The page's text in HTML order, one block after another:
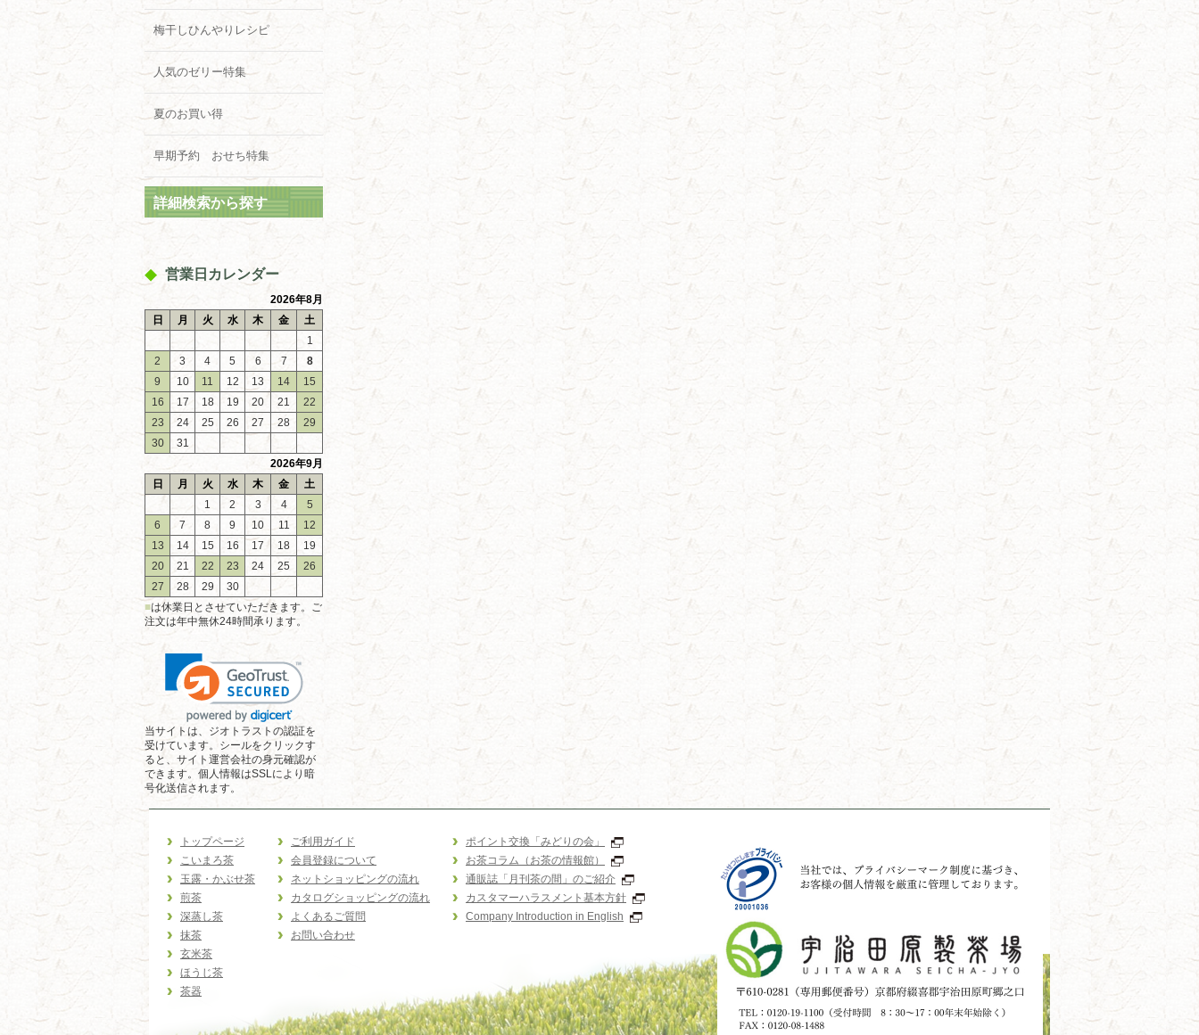
梅干しひんやりレシピ
人気のゼリー特集
夏のお買い得
早期予約 おせち特集
詳細検索から探す
営業日カレンダー
2026年8月
日
月 火 水 木 金
土
1
2
3 4 5 6 7
8
9
10 11 12 13 14
15
16
17 18 19 20 21
22
23
24 25 26 27 28
29
30
31
2026年9月
日
月 火 水 木 金
土
1
2 3 4
5
6
7 8 9 10 11
12
13
14 15 16 17 18
19
20
21 22 23 24 25
26
27
28 29
30
■は休業日とさせていただきます。ご
注文は年中無休24時間承ります。
当サイトは、ジオトラストの認証を
受けています。シールをクリックす
ると、サイト運営会社の身元確認が
できます。個人情報はSSLにより暗
号化送信されます。
トップページ
こいまろ茶
玉露・かぶせ茶
煎茶
深蒸し茶
抹茶
玄米茶
ほうじ茶
茶器
ご利用ガイド
会員登録について
ネットショッピングの流れ
カタログショッピングの流れ
よくあるご質問
お問い合わせ
ポイント交換「みどりの会」
お茶コラム（お茶の情報館）
通販誌「月刊茶の間」のご紹介
カスタマーハラスメント基本方針
Company Introduction in English